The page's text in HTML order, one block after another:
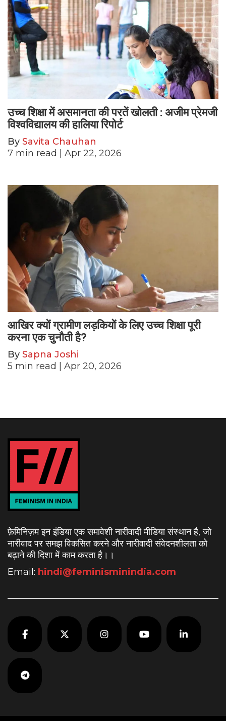
उच्च शिक्षा में असमानता की परतें खोलती : अजीम प्रेमजी
विश्वविद्यालय की हालिया रिपोर्ट
By Savita Chauhan
7 min read | Apr 22, 2026
आखिर क्यों ग्रामीण लड़कियों के लिए उच्च शिक्षा पूरी
करना एक चुनौती है?
By Sapna Joshi
5 min read | Apr 20, 2026
फ़ेमिनिज़म इन इंडिया एक समावेशी नारीवादी मीडिया संस्थान है, जो
नारीवाद पर समझ विकसित करने और नारीवादी संवेदनशीलता को
बढ़ाने की दिशा में काम करता है। ।
Email: hindi@feminisminindia.com